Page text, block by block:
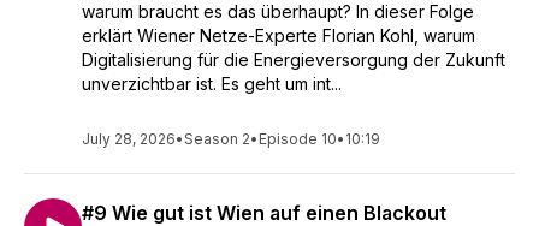
warum braucht es das überhaupt? In dieser Folge
erklärt Wiener Netze-Experte Florian Kohl, warum
Digitalisierung für die Energieversorgung der Zukunft
unverzichtbar ist. Es geht um int...
July 28, 2026•Season 2• Episode 10• 10:19
#9 Wie gut ist Wien auf einen Blackout